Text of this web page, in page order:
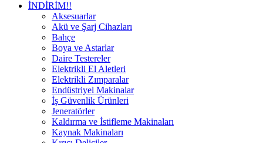
İNDİRİM!!
Aksesuarlar
Akü ve Şarj Cihazları
Bahçe
Boya ve Astarlar
Daire Testereler
Elektrikli El Aletleri
Elektrikli Zımparalar
Endüstriyel Makinalar
İş Güvenlik Ürünleri
Jeneratörler
Kaldırma ve İstifleme Makinaları
Kaynak Makinaları